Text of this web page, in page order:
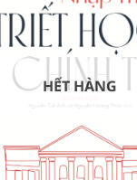
HẾT HÀNG